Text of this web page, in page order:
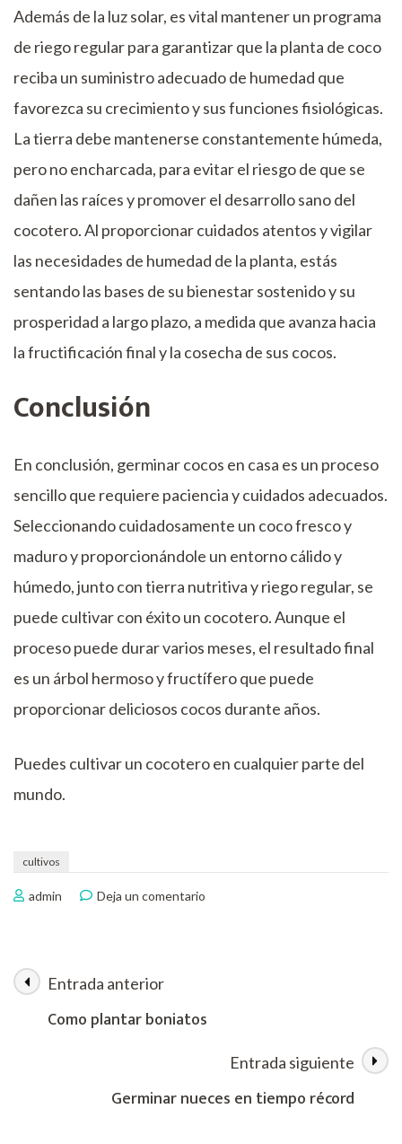
Además de la luz solar, es vital mantener un programa
de riego regular para garantizar que la planta de coco
reciba un suministro adecuado de humedad que
favorezca su crecimiento y sus funciones fisiológicas.
La tierra debe mantenerse constantemente húmeda,
pero no encharcada, para evitar el riesgo de que se
dañen las raíces y promover el desarrollo sano del
cocotero. Al proporcionar cuidados atentos y vigilar
las necesidades de humedad de la planta, estás
sentando las bases de su bienestar sostenido y su
prosperidad a largo plazo, a medida que avanza hacia
la fructificación final y la cosecha de sus cocos.
Conclusión
En conclusión, germinar cocos en casa es un proceso
sencillo que requiere paciencia y cuidados adecuados.
Seleccionando cuidadosamente un coco fresco y
maduro y proporcionándole un entorno cálido y
húmedo, junto con tierra nutritiva y riego regular, se
puede cultivar con éxito un cocotero. Aunque el
proceso puede durar varios meses, el resultado final
es un árbol hermoso y fructífero que puede
proporcionar deliciosos cocos durante años.
Puedes cultivar un cocotero en cualquier parte del
mundo.
cultivos
admin Deja un comentario
Navegación
Entrada anterior
Como plantar boniatos
Entrada siguiente
Germinar nueces en tiempo récord